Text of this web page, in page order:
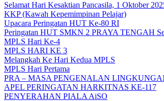
Selamat Hari Kesaktian Pancasila, 1 Oktober
KKP (Kawah Kepemimpinan Pelajar)
Upacara Peringatan HUT Ke-80 RI
Peringatan HUT SMKN 2 PRAYA TENGAH
MPLS Hari Ke-4
MPLS HARI KE 3
Melangkah Ke Hari Kedua MPLS
MPLS Hari Pertama
PRA – MASA PENGENALAN
APEL PERINGATAN HARKITNAS KE-117
PENYERAHAN PIALA AiSO